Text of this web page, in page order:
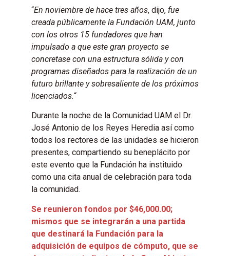
“En noviembre de hace tres años, dijo, fue
creada públicamente la Fundación UAM, junto
con los otros 15 fundadores que han
impulsado a que este gran proyecto se
concretase con una estructura sólida y con
programas diseñados para la realización de un
futuro brillante y sobresaliente de los próximos
licenciados.“
Durante la noche de la Comunidad UAM el Dr.
José Antonio de los Reyes Heredia así como
todos los rectores de las unidades se hicieron
presentes, compartiendo su beneplácito por
este evento que la Fundación ha instituido
como una cita anual de celebración para toda
la comunidad.
Se reunieron fondos por $46,000.00;
mismos que se integrarán a una partida
que destinará la Fundación para la
adquisición de equipos de cómputo, que se